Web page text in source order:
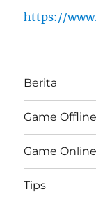
https://
Berita
Game Offline
Game Online
Tips